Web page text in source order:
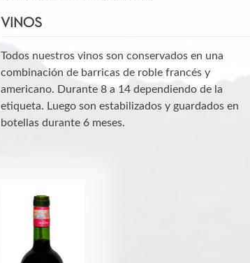
VINOS
Todos nuestros vinos son conservados en una
combinación de barricas de roble francés y
americano. Durante 8 a 14 dependiendo de la
etiqueta. Luego son estabilizados y guardados en
botellas durante 6 meses.